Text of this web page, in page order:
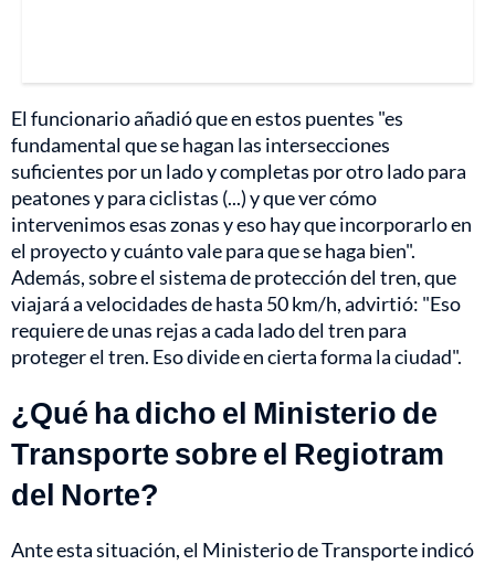
El funcionario añadió que en estos puentes "es
fundamental que se hagan las intersecciones
suficientes por un lado y completas por otro lado para
peatones y para ciclistas (...) y que ver cómo
intervenimos esas zonas y eso hay que incorporarlo en
el proyecto y cuánto vale para que se haga bien".
Además, sobre el sistema de protección del tren, que
viajará a velocidades de hasta 50 km/h, advirtió: "Eso
requiere de unas rejas a cada lado del tren para
proteger el tren. Eso divide en cierta forma la ciudad".
¿Qué ha dicho el Ministerio de
Transporte sobre el Regiotram
del Norte?
Ante esta situación, el Ministerio de Transporte indicó